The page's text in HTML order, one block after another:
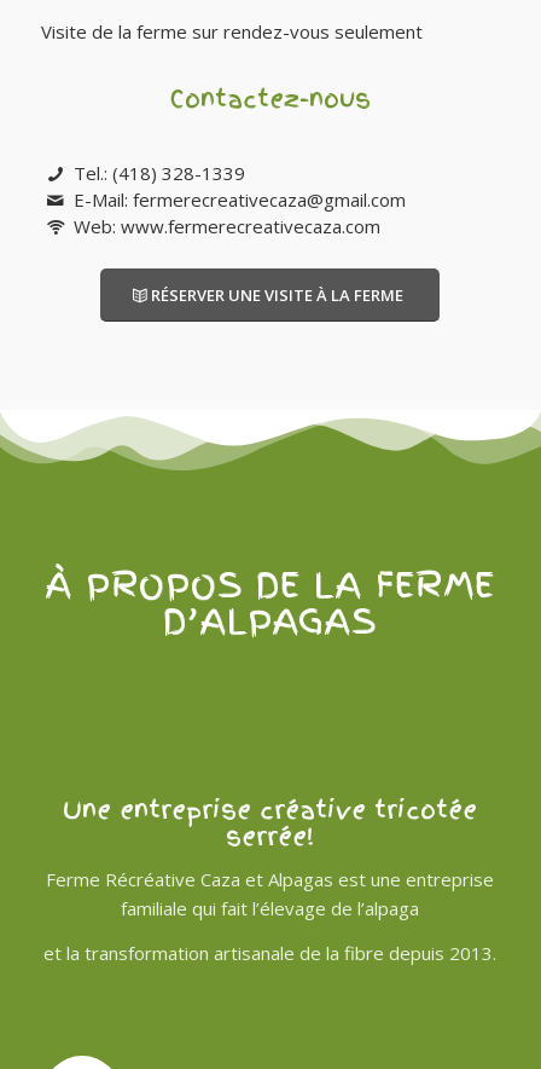
Visite de la ferme sur rendez-vous seulement
Contactez-nous
Tel.: (418) 328-1339
E-Mail:fermerecreativecaza@gmail.com
Web: www.fermerecreativecaza.com
RÉSERVER UNE VISITE À LA FERME
À PROPOS DE LA FERME
D’ALPAGAS
Une entreprise créative tricotée
serrée!
Ferme Récréative Caza et Alpagas est une entreprise
familiale qui fait l’élevage de l’alpaga
et la transformation artisanale de la fibre depuis 2013.